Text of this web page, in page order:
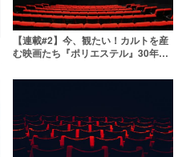
【連載#2】今、観たい！カルトを産
む映画たち『ポリエステル』30年以
【毎日20時更新】